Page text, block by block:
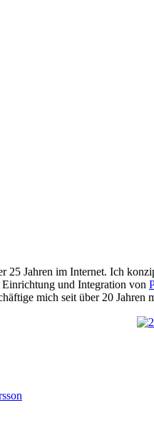
Jahren im Internet. Ich
und Integration von
mich seit über 20 Jahren